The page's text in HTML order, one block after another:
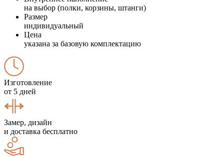
на выбор (полки, корзины, штанги)
Размер
индивидуальный
Цена
указана за базовую комплектацию
Изготовление
от 5 дней
Замер, дизайн
и доставка бесплатно